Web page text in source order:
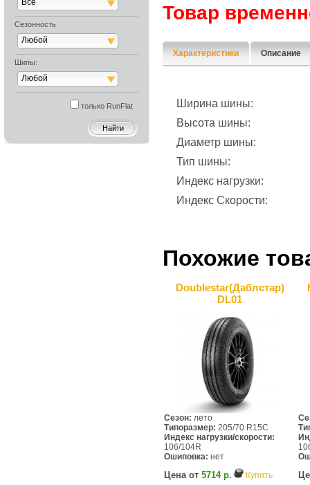
Сезонность
Любой
Шипы:
Любой
только RunFlat
Товар
Характеристики Описание
Ширина шины:
Высота шины:
Диаметр шины:
Тип шины:
Индекс нагрузки:
Индекс Скорости:
Похожие
Doublestar(Даблcтар)
DL01
Сезон: лето
Типоразмер: 205/70 R15C
Индекс нагрузки/скорости:
106/104R
Ошиповка: нет
Цена от 5714 р. Купить